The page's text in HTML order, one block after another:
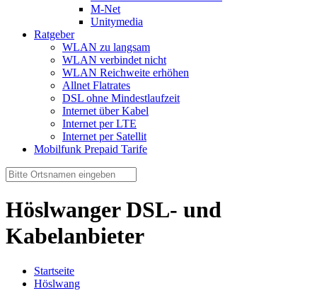
M-Net
Unitymedia
Ratgeber
WLAN zu langsam
WLAN verbindet nicht
WLAN Reichweite erhöhen
Allnet Flatrates
DSL ohne Mindestlaufzeit
Internet über Kabel
Internet per LTE
Internet per Satellit
Mobilfunk Prepaid Tarife
Höslwanger DSL- und
Kabelanbieter
Startseite
Höslwang